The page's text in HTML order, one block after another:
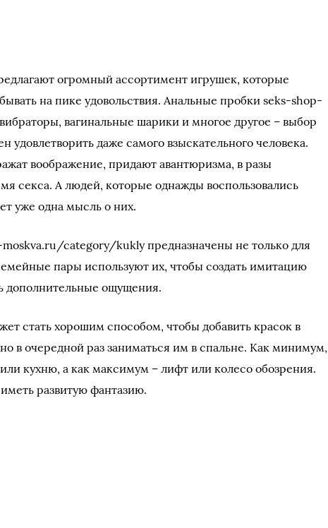
огромный ассортимент игрушек, которые
на пике удовольствия. Анальные пробки seks-shop-
вагинальные шарики и многое другое – выбор
удовлетворить даже самого взыскательного человека.
воображение, придают авантюризма, в разы
секса. А людей, которые однажды воспользовались
уже одна мысль о них.
category/kukly предназначены не только для
пары используют их, чтобы создать имитацию
дополнительные ощущения.
стать хорошим способом, чтобы добавить красок в
в очередной раз заниматься им в спальне. Как минимум,
кухню, а как максимум – лифт или колесо обозрения.
развитую фантазию.